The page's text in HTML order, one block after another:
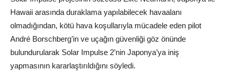
Hawaii arasında duraklama yapılabilecek havaalanı
olmadığından, kötü hava koşullarıyla mücadele eden pilot
André Borschberg’in ve uçağın güvenliği göz önünde
bulundurularak Solar Impulse 2’nin Japonya’ya iniş
yapmasının kararlaştırıldığını söyledi.